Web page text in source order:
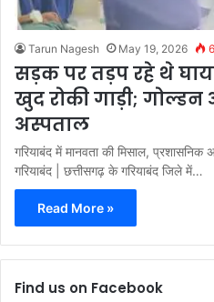
Tarun Nagesh May 19, 2026
सड़क पर तड़प रहे थे
खुद रोकी गाड़ी;
अस्पताल
गरियाबंद में मानवता की मिसाल, प्रशासनिक
गरियाबंद | छत्तीसगढ़ के गरियाबंद जिले में…
Read More »
Find us on Facebook